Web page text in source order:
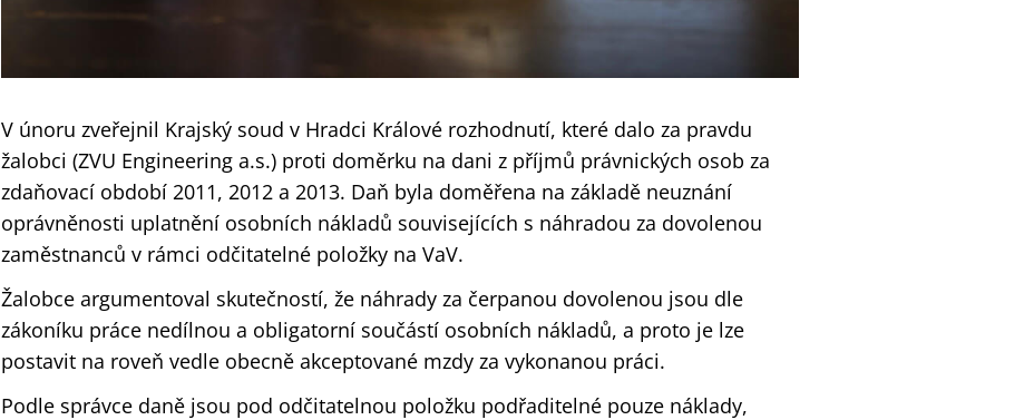
V únoru zveřejnil Krajský soud v Hradci Králové rozhodnutí, které dalo za pravdu
žalobci (ZVU Engineering a.s.) proti doměrku na dani z příjmů právnických osob za
zdaňovací období 2011, 2012 a 2013. Daň byla doměřena na základě neuznání
oprávněnosti uplatnění osobních nákladů souvisejících s náhradou za dovolenou
zaměstnanců v rámci odčitatelné položky na VaV.
Žalobce argumentoval skutečností, že náhrady za čerpanou dovolenou jsou dle
zákoníku práce nedílnou a obligatorní součástí osobních nákladů, a proto je lze
postavit na roveň vedle obecně akceptované mzdy za vykonanou práci.
Podle správce daně jsou pod odčitatelnou položku podřaditelné pouze náklady,